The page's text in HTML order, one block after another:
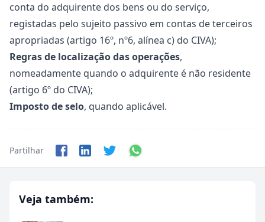
conta do adquirente dos bens ou do serviço,
registadas pelo sujeito passivo em contas de terceiros
apropriadas (artigo 16º, nº6, alínea c) do CIVA);
Regras de localização das operações,
nomeadamente quando o adquirente é não residente
(artigo 6º do CIVA);
Imposto de selo, quando aplicável.
Partilhar
Veja também: